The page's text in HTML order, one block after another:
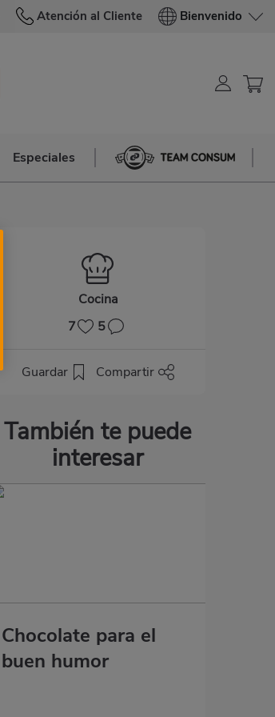
Atención al Cliente Bienvenido
Especiales Team Consum
Cocina
7
5
Guardar Compartir
También te puede
interesar
Chocolate para el
buen humor